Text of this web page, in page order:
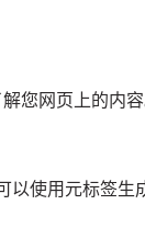
您网页上的内容
以使用元标签生